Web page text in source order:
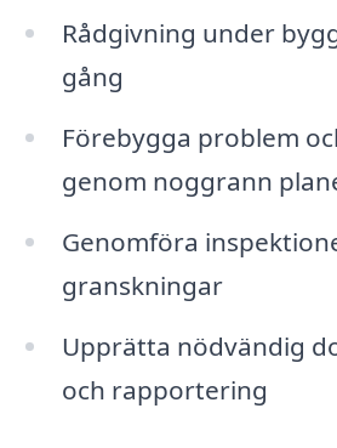
Rådgivning under
gång
Förebygga problem
genom noggrann
Genomföra
granskningar
Upprätta nödvändig
och rapportering